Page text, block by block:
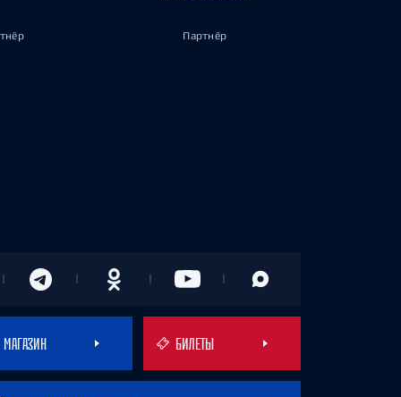
Партнёр
МАГАЗИН БИЛЕТЫ